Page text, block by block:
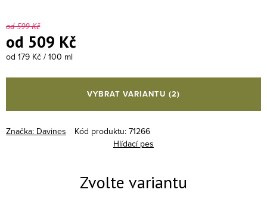
od 599 Kč
od 509 Kč
Měrná cena:
od 179 Kč / 100 ml
VYBRAT VARIANTU (2)
Značka: Davines Kód produktu: 71266
Hlídací pes